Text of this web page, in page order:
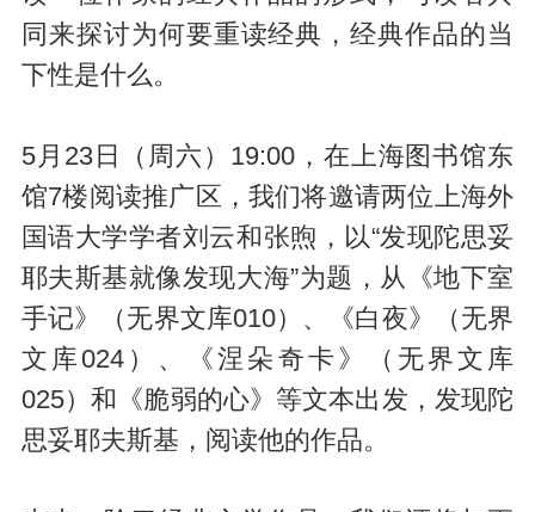
同来探讨为何要重读经典，经典作品的当
下性是什么。
5月23日（周六）19:00，在上海图书馆东
馆7楼阅读推广区，我们将邀请两位上海外
国语大学学者刘云和张煦，以“发现陀思妥
耶夫斯基就像发现大海”为题，从《地下室
手记》（无界文库010）、《白夜》（无界
文库024）、《涅朵奇卡》（无界文库
025）和《脆弱的心》等文本出发，发现陀
思妥耶夫斯基，阅读他的作品。